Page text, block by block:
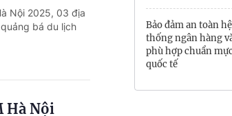
Hưng
Hải
Nội 2025, 03 địa
bá du lịch
Hà Nội
Bảo đảm an toàn hệ
thống ngân hàng
phù hợp chuẩn mực
quốc tế